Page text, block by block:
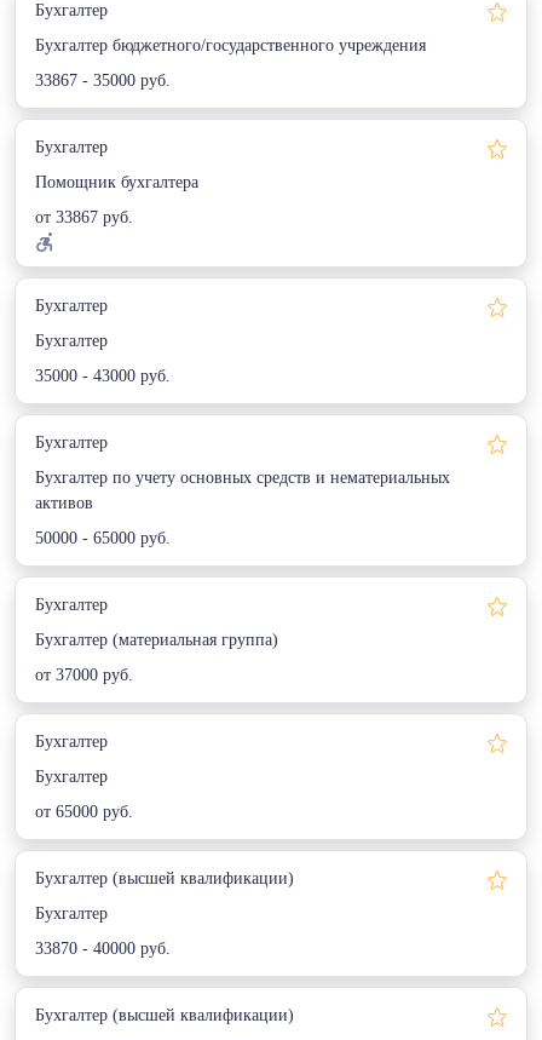
Бухгалтер
Бухгалтер бюджетного/государственного учреждения
33867 - 35000 руб.
Бухгалтер
Помощник бухгалтера
от 33867 руб.
Бухгалтер
Бухгалтер
35000 - 43000 руб.
Бухгалтер
Бухгалтер по учету основных средств и нематериальных
активов
50000 - 65000 руб.
Бухгалтер
Бухгалтер (материальная группа)
от 37000 руб.
Бухгалтер
Бухгалтер
от 65000 руб.
Бухгалтер (высшей квалификации)
Бухгалтер
33870 - 40000 руб.
Бухгалтер (высшей квалификации)